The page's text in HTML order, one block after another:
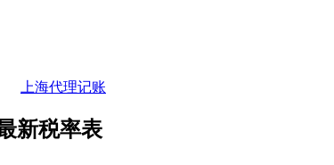
上海代理记账
新税率表